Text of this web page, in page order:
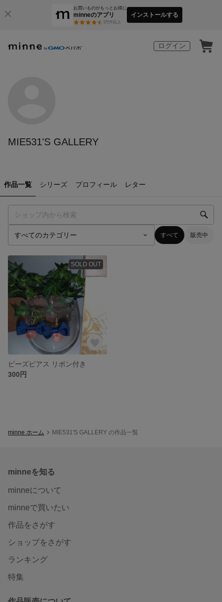
お買いものがもっとお得に
minneのアプリ
3万件以上
インストールする
ログイン
MIE531'S GALLERY
作品一覧 シリーズ プロフィール レター
すべて 販売中
SOLD OUT
ビーズピアス リボン付き
300円
minne ホーム MIE531'S GALLERY の作品一覧
minneを知る
minneについて
minneで買いたい
作品をさがす
ショップをさがす
ランキング
特集